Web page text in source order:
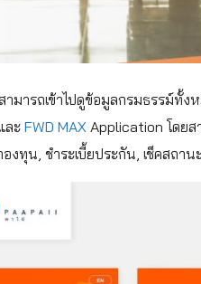
มารถเข้าไปดูข้อมูลกรมธรรม์ทั้ง
ละ FWD MAX Application โดยส
งทุน, ชำระเบี้ยประกัน, เช็คสถาน